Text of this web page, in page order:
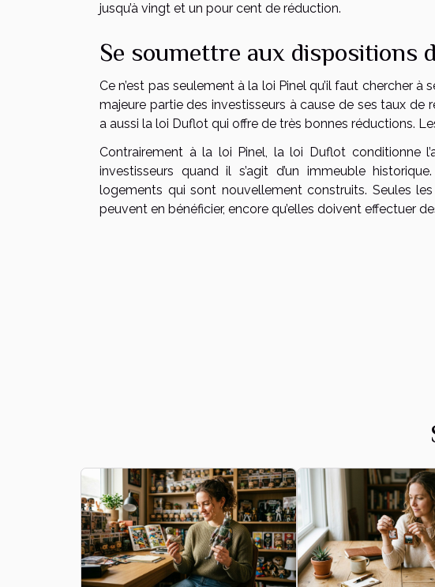
jusqu’à vingt et un pour cent de réduction.
Se soumettre aux dispositions
Ce n’est pas seulement à la loi Pinel qu’il faut chercher
majeure partie des investisseurs à cause de ses taux
a aussi la loi Duflot qui offre de très bonnes réductions.
Contrairement à la loi Pinel, la loi Duflot conditionne
investisseurs quand il s’agit d’un immeuble
logements qui sont nouvellement construits. Seules
peuvent en bénéficier, encore qu’elles doivent effectuer